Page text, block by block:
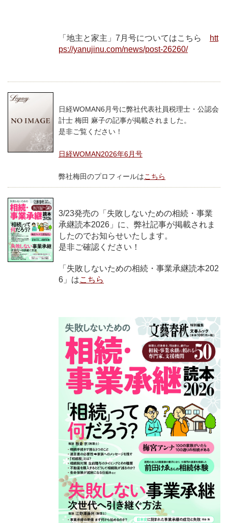
「地主と家主」7月号についてはこちら
htt
ps://yanujinu.com/news/post-26260/
日経WOMAN6月号に弊社代表社員税理士・公認会
計士 梅田 麻子の記事が掲載されました。
是非ご覧ください！
日経WOMAN2026年6月号
弊社梅田のプロフィールはこちら
3/23発売の「失敗しないための相続・事業
承継読本2026」に、弊社記事が掲載されま
したのでお知らせいたします。
是非ご確認ください！
「失敗しないための相続・事業承継読本202
6」はこちら